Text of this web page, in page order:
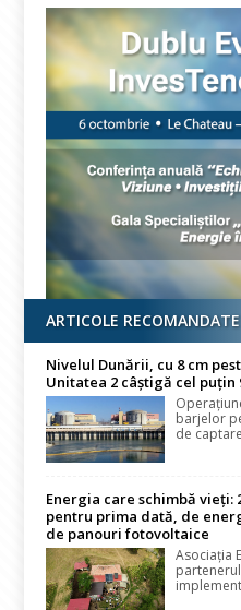
ARTICOLE RECOMANDATE
Nivelul Dunării, cu 8 cm
Unitatea 2 câștigă cel
barjelor
de
Energia care schimbă
pentru prima dată, de
de panouri fotovoltaice
Asociația
partenerul